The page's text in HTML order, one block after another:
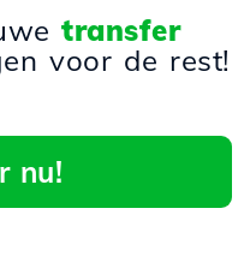
transfer
voor de rest!
nu!